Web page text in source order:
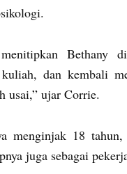
Bethany
dan kembali
usai,” ujar Corrie.
menginjak 18
juga sebagai